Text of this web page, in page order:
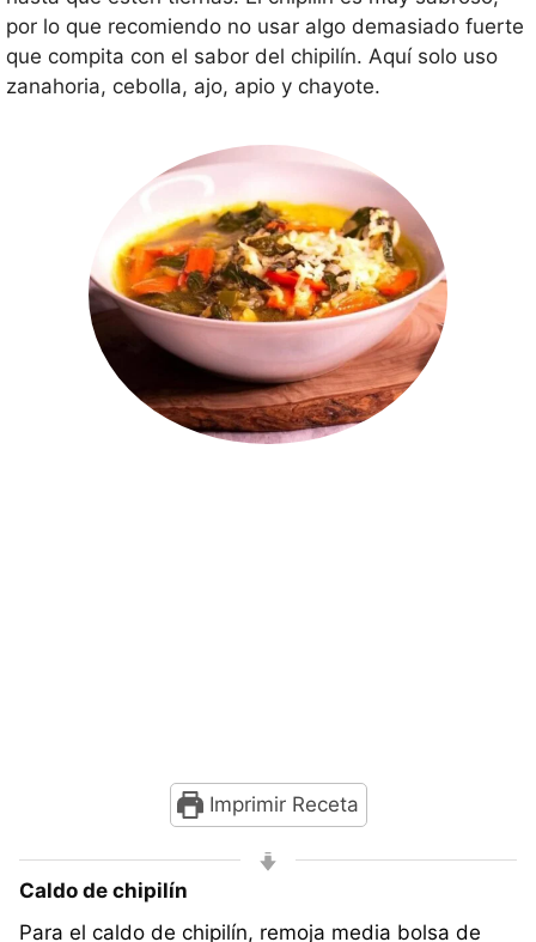
por lo que recomiendo no usar algo demasiado fuerte
que compita con el sabor del chipilín. Aquí solo uso
zanahoria, cebolla, ajo, apio y chayote.
Imprimir Receta
Caldo de chipilín
Para el caldo de chipilín, remoja media bolsa de